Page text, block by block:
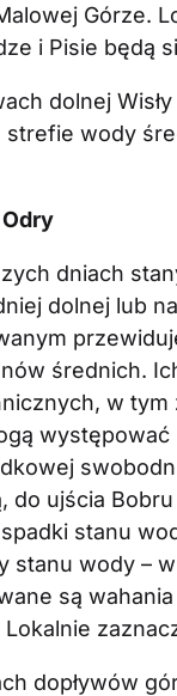
Górze.
i Pisie będą
dolnej
strefie wody
dniach
dolnej lub
średnich.
w tym
występować
do ujścia
stanu
stanu wody –
są
dopływów